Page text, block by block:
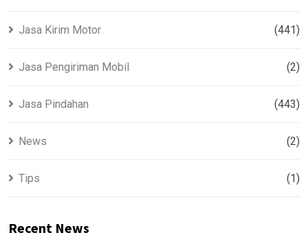
Jasa Kirim Motor (441)
Jasa Pengiriman Mobil (2)
Jasa Pindahan (443)
News (2)
Tips (1)
Recent News